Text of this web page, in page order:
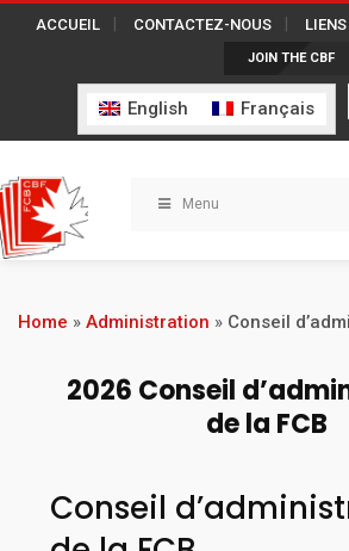
ACCUEIL CONTACTEZ-NOUS
JOIN THE CBF
English Français
Menu
Home » Administration » Conseil
2026 Conseil
de la FCB
Conseil